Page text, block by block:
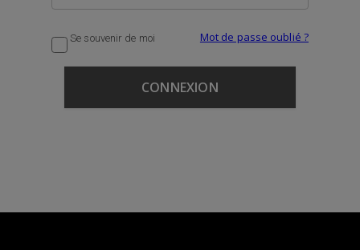
Se souvenir de moi Mot de passe oublié ?